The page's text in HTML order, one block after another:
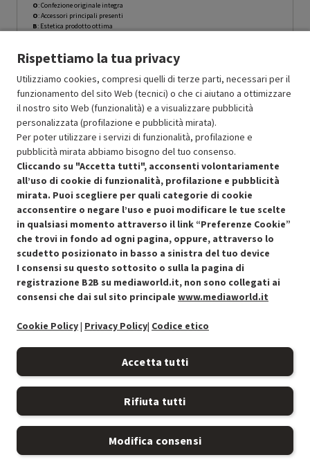
O: Confezione originale integra
O: Accessori principali presenti
B: Estetica prodotto ottima
Prodotto Nuovo 198.99 -10%
Ricondizionato Prezzo ridotto da
179.09a -14.99%
In Promozione 152.23
Aggiungi al carrello
OFFERTE IMPERDIBILI
Risparmio garantito rispetto al corrispondente prodotto nuovo.
Condizioni generali di vendita Recedere dal contratto qui
Rispettiamo la tua privacy
Utilizziamo cookies, compresi quelli di terze parti, necessari per il
funzionamento del sito Web (tecnici) o che ci aiutano a ottimizzare
il nostro sito Web (funzionalità) e a visualizzare pubblicità
personalizzata (profilazione e pubblicità mirata).
Per poter utilizzare i servizi di funzionalità, profilazione e
pubblicità mirata abbiamo bisogno del tuo consenso.
Cliccando su "Accetta tutti", acconsenti volontariamente
all’uso di cookie di funzionalità, profilazione e pubblicità
mirata. Puoi scegliere per quali categorie di cookie
acconsentire o negare l’uso e puoi modificare le tue scelte
in qualsiasi momento attraverso il link “Preferenze Cookie”
che trovi in fondo ad ogni pagina, oppure, attraverso lo
scudetto posizionato in basso a sinistra del tuo device
I consensi su questo sottosito o sulla la pagina di
registrazione B2B su mediaworld.it, non sono collegati ai
consensi che dai sul sito principale www.mediaworld.it
Cookie Policy| Privacy Policy| Codice etico
Accetta tutti
Rifiuta tutti
Modifica consensi